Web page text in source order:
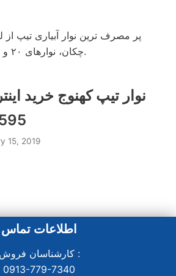
پر مصرف ترین نوار آبیاری تیپ
چکان، نوارهای ۲۰ و ۳۰ سانتیمتر می باشند.
0913
15, 2019
اطلاعات تماس
کارشناسان فروش :
0913-779-7340